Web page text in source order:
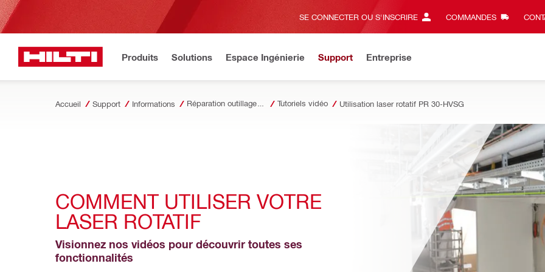
SE CONNECTER OU S'INSCRIRE COMMANDES
Produits Solutions Espace Ingénierie Support Entreprise
Accueil Support Informations Tutoriels vidéo Utilisation laser rotatif PR 30-HVSG
COMMENT UTILISER VOTRE
LASER ROTATIF
Visionnez nos vidéos pour découvrir toutes ses
fonctionnalités